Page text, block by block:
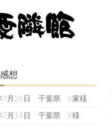
想
7月26日 千葉県 K家様
7月14日 千葉県 K様